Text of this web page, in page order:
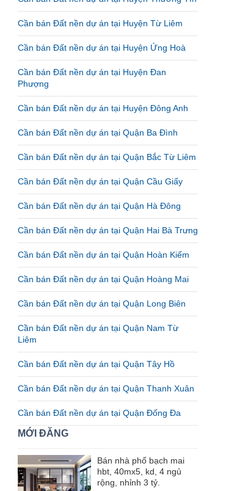
Cần bán Đất nền dự án tại Huyện Từ Liêm
Cần bán Đất nền dự án tại Huyện Ứng Hoà
Cần bán Đất nền dự án tại Huyện Đan
Phượng
Cần bán Đất nền dự án tại Huyện Đông Anh
Cần bán Đất nền dự án tại Quận Ba Đình
Cần bán Đất nền dự án tại Quận Bắc Từ Liêm
Cần bán Đất nền dự án tại Quận Cầu Giấy
Cần bán Đất nền dự án tại Quận Hà Đông
Cần bán Đất nền dự án tại Quận Hai Bà Trưng
Cần bán Đất nền dự án tại Quận Hoàn Kiếm
Cần bán Đất nền dự án tại Quận Hoàng Mai
Cần bán Đất nền dự án tại Quận Long Biên
Cần bán Đất nền dự án tại Quận Nam Từ
Liêm
Cần bán Đất nền dự án tại Quận Tây Hồ
Cần bán Đất nền dự án tại Quận Thanh Xuân
Cần bán Đất nền dự án tại Quận Đống Đa
MỚI ĐĂNG
Bán nhà phố bạch mai
hbt, 40mx5, kd, 4 ngủ
rộng, nhỉnh 3 tỷ.